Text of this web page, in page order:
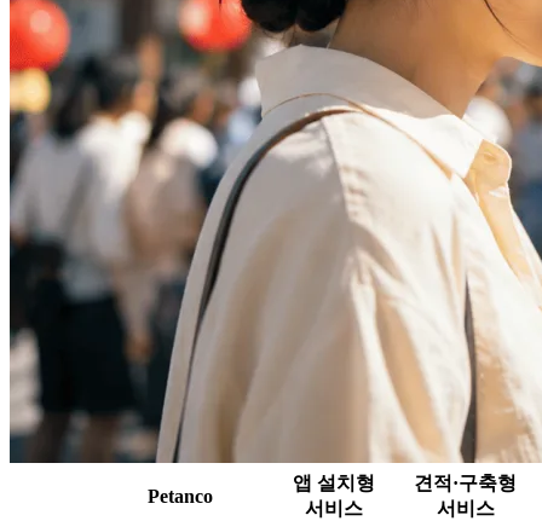
Petanco
앱 설치형
서비스
견적·구축형
서비스